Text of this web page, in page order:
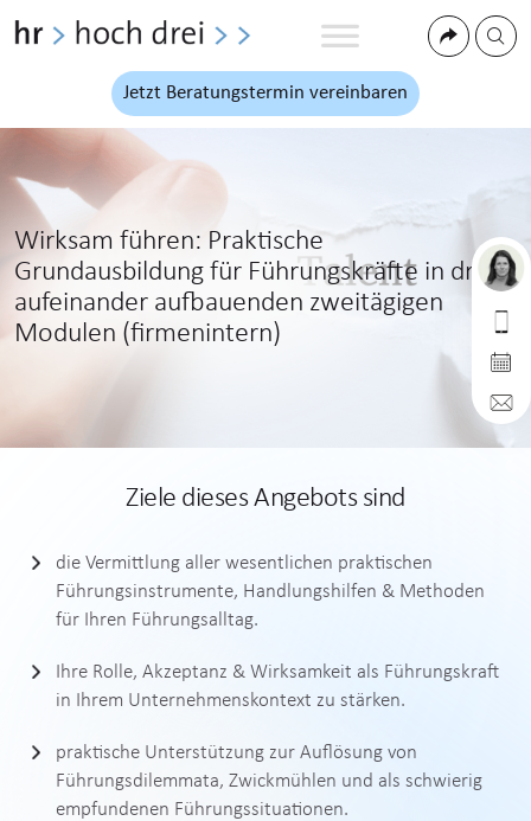
Jetzt Beratungstermin vereinbaren
Wirksam führen: Praktische
Grundausbildung für Führungskräfte in drei
aufeinander aufbauenden zweitägigen
Modulen (firmenintern)
hr hoch drei
Ziele dieses Angebots sind
die Vermittlung aller wesentlichen praktischen
Führungsinstrumente, Handlungshilfen & Methoden
für Ihren Führungsalltag.
Ihre Rolle, Akzeptanz & Wirksamkeit als Führungskraft
in Ihrem Unternehmenskontext zu stärken.
praktische Unterstützung zur Auflösung von
Führungsdilemmata, Zwickmühlen und als schwierig
empfundenen Führungssituationen.